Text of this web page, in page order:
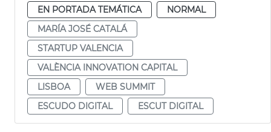
EN PORTADA TEMÁTICA
NORMAL
MARÍA JOSÉ CATALÁ
STARTUP VALENCIA
VALÈNCIA INNOVATION CAPITAL
LISBOA
WEB SUMMIT
ESCUDO DIGITAL
ESCUT DIGITAL